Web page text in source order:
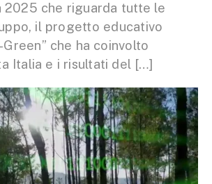
2025 che riguarda tutte le
il progetto educativo
Green” che ha coinvolto
Italia e i risultati del […]